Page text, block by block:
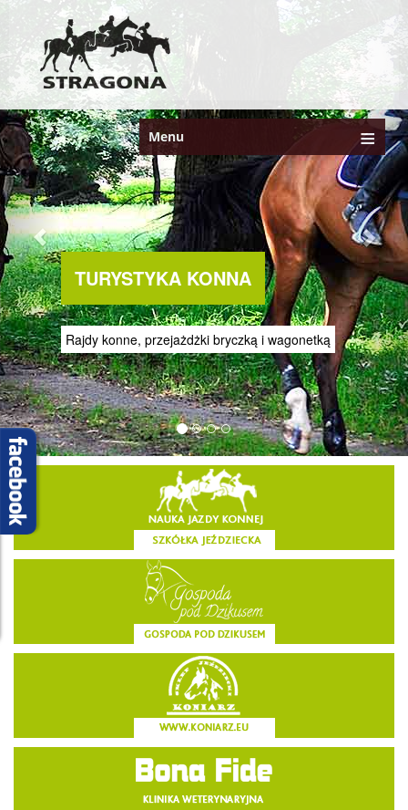
Menu
TURYSTYKA KONNA
Rajdy konne, przejażdżki bryczką i wagonetką